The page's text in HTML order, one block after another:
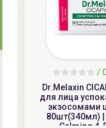
/0
Dr.Melaxin
для лица
экзосомами
80шт(340мл) |